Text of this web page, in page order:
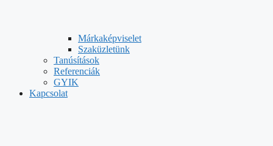
Márkaképviselet
Szaküzletünk
Tanúsítások
Referenciák
GYIK
Kapcsolat